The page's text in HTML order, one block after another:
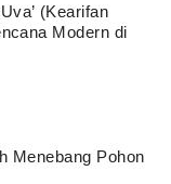
(Kearifan
Modern di
Menebang Pohon